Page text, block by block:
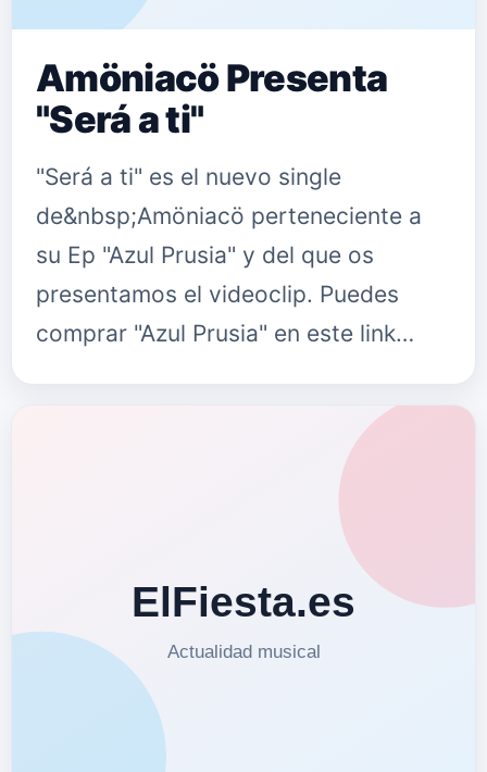
Amöniacö Presenta
"Será a ti"
"Será a ti" es el nuevo single
de&nbsp;Amöniacö perteneciente a
su Ep "Azul Prusia" y del que os
presentamos el videoclip. Puedes
comprar "Azul Prusia" en este link
escucharlo eneste link de Spotify.